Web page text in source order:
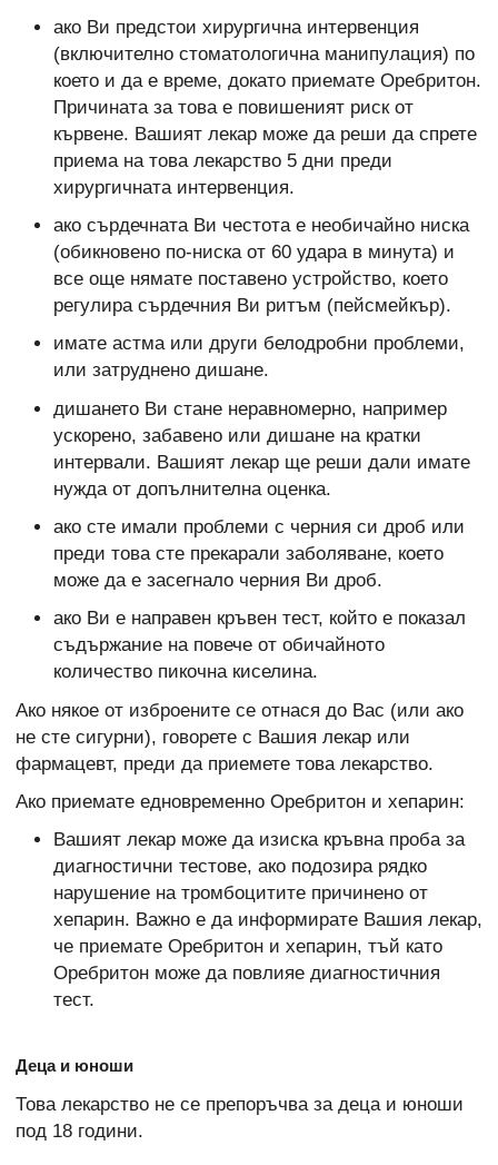
ако Ви предстои хирургична интервенция
(включително стоматологична манипулация) по
което и да е време, докато приемате Оребритон.
Причината за това е повишеният риск от
кървене. Вашият лекар може да реши да спрете
приема на това лекарство 5 дни преди
хирургичната интервенция.
ако сърдечната Ви честота е необичайно ниска
(обикновено по-ниска от 60 удара в минута) и
все още нямате поставено устройство, което
регулира сърдечния Ви ритъм (пейсмейкър).
имате астма или други белодробни проблеми,
или затруднено дишане.
дишането Ви стане неравномерно, например
ускорено, забавено или дишане на кратки
интервали. Вашият лекар ще реши дали имате
нужда от допълнителна оценка.
ако сте имали проблеми с черния си дроб или
преди това сте прекарали заболяване, което
може да е засегнало черния Ви дроб.
ако Ви е направен кръвен тест, който е показал
съдържание на повече от обичайното
количество пикочна киселина.
Ако някое от изброените се отнася до Вас (или ако
не сте сигурни), говорете с Вашия лекар или
фармацевт, преди да приемете това лекарство.
Ако приемате едновременно Оребритон и хепарин:
Вашият лекар може да изиска кръвна проба за
диагностични тестове, ако подозира рядко
нарушение на тромбоцитите причинено от
хепарин. Важно е да информирате Вашия лекар,
че приемате Оребритон и хепарин, тъй като
Оребритон може да повлияе диагностичния
тест.
Деца и юноши
Това лекарство не се препоръчва за деца и юноши
под 18 години.